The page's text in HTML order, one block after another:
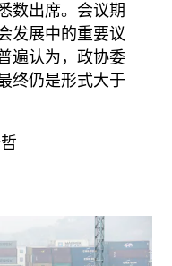
数出席。会议期
发展中的重要议
遍认为，政协委
终仍是形式大于